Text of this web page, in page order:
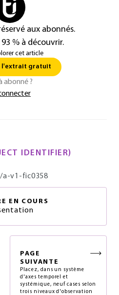
aux abonnés.
% à découvrir.
cet article
l'extrait gratuit
abonné ?
IDENTIFIER)
a-v1-fic0358
EN COURS
PAGE
SUIVANTE
Placez, dans un système
d'axes temporel et
systémique, neuf cases selon
trois niveaux d'observation